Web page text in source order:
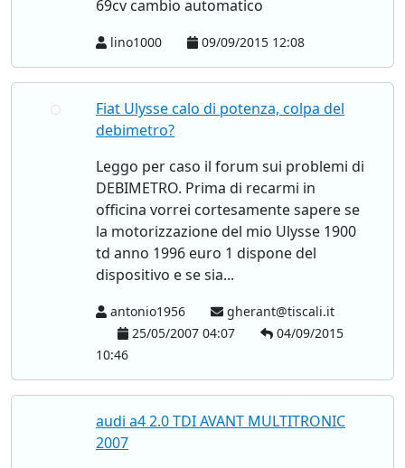
69cv cambio automatico
lino1000 09/09/2015 12:08
Fiat Ulysse calo di potenza, colpa del
debimetro?
Leggo per caso il forum sui problemi di
DEBIMETRO. Prima di recarmi in
officina vorrei cortesamente sapere se
la motorizzazione del mio Ulysse 1900
td anno 1996 euro 1 dispone del
dispositivo e se sia...
antonio1956
gherant@tiscali.it
25/05/2007 04:07
04/09/2015
10:46
audi a4 2.0 TDI AVANT MULTITRONIC
2007